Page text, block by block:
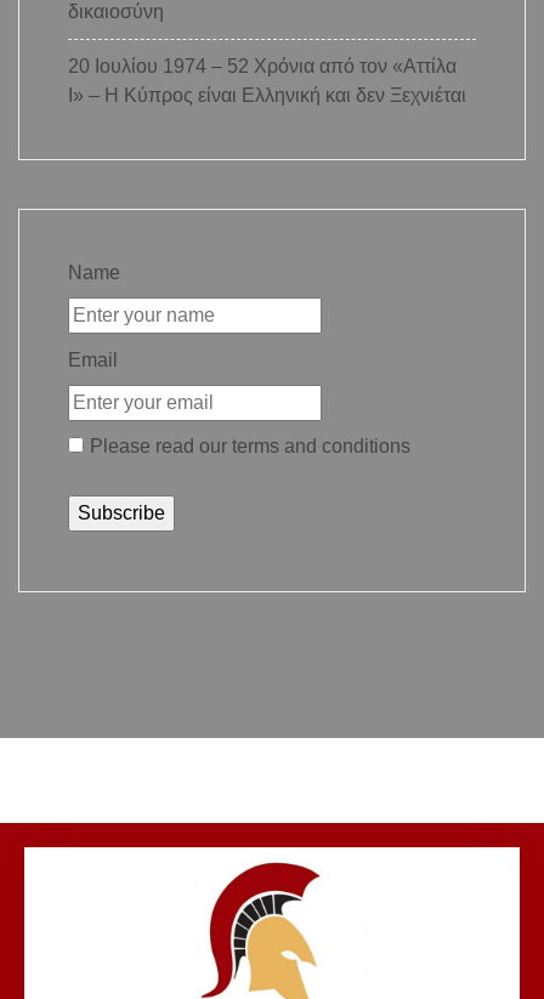
δικαιοσύνη
20 Ιουλίου 1974 – 52 Χρόνια από τον «Αττίλα
Ι» – Η Κύπρος είναι Ελληνική και δεν Ξεχνιέται
Name
Email
Please read our terms and conditions